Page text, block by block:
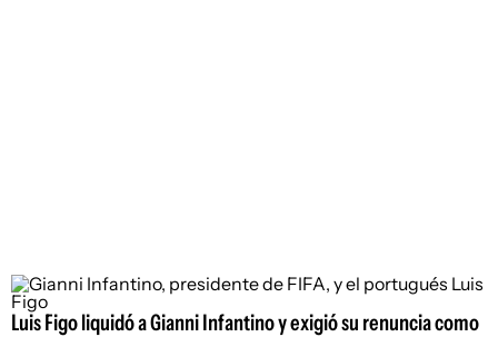
Luis Figo liquidó a Gianni Infantino y exigió su renuncia como